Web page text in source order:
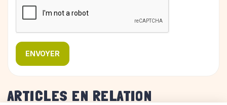
ENVOYER
ARTICLES EN RELATION